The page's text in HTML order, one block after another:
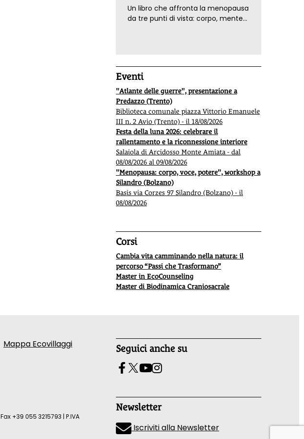
Un libro che affronta la menopausa
da tre punti di vista: corpo, mente
Eventi
"Atlante delle guerre", presentazione a
Predazzo (Trento)
Biblioteca comunale piazza Vittorio Emanuele
III n. 2 Avio (Trento) - il 18/08/2026
Festa della luna 2026: celebrare il
rallentamento e la riconnessione interiore
Salaiola di Arcidosso Monte Amiata - dal
08/08/2026 al 09/08/2026
"Menopausa: corpo, voce, potere", workshop a
Silandro (Bolzano)
Basis via Corzes 97 Silandro (Bolzano) - il
08/08/2026
Corsi
Cambia vita camminando nella natura: il
percorso “Passi che Trasformano”
Master in EcoCounseling
Master di Biodinamica Craniosacrale
Mappa Ecovillaggi Seguici anche su
Newsletter
Iscriviti alla Newsletter
Fax +39 055 3215793 | P.IVA